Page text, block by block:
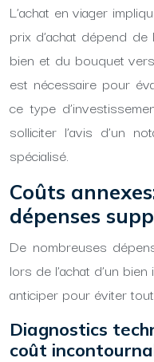
L’achat en viager
prix d’achat dépend
bien et du bouquet
est nécessaire pour
ce type
solliciter l’avis d’un
spécialisé.
Coûts
dépenses
De nombreuses
lors de l’achat d’un
anticiper pour éviter
Diagnostics
coût